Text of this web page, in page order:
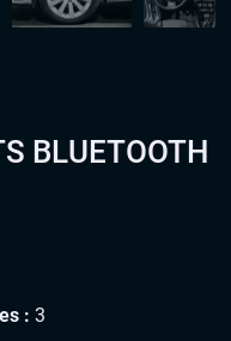
BLUETOOTH
: 3